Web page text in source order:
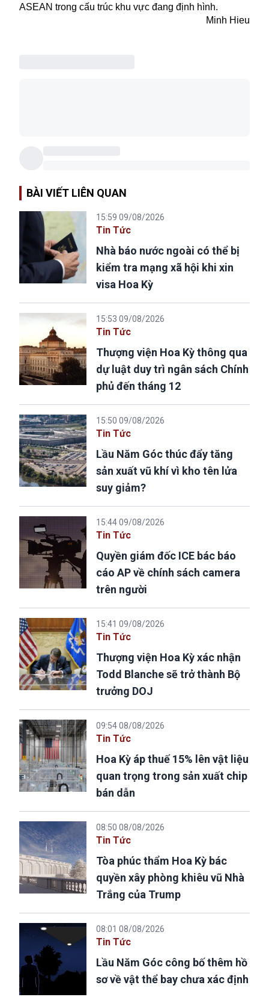
ASEAN trong cấu trúc khu vực đang định hình.
Minh Hieu
BÀI VIẾT LIÊN QUAN
15:59 09/08/2026
Tin Tức
Nhà báo nước ngoài có thể bị
kiểm tra mạng xã hội khi xin
visa Hoa Kỳ
15:53 09/08/2026
Tin Tức
Thượng viện Hoa Kỳ thông qua
dự luật duy trì ngân sách Chính
phủ đến tháng 12
15:50 09/08/2026
Tin Tức
Lầu Năm Góc thúc đẩy tăng
sản xuất vũ khí vì kho tên lửa
suy giảm?
15:44 09/08/2026
Tin Tức
Quyền giám đốc ICE bác báo
cáo AP về chính sách camera
trên người
15:41 09/08/2026
Tin Tức
Thượng viện Hoa Kỳ xác nhận
Todd Blanche sẽ trở thành Bộ
trưởng DOJ
09:54 08/08/2026
Tin Tức
Hoa Kỳ áp thuế 15% lên vật liệu
quan trọng trong sản xuất chip
bán dẫn
08:50 08/08/2026
Tin Tức
Tòa phúc thẩm Hoa Kỳ bác
quyền xây phòng khiêu vũ Nhà
Trắng của Trump
08:01 08/08/2026
Tin Tức
Lầu Năm Góc công bố thêm hồ
sơ về vật thể bay chưa xác định